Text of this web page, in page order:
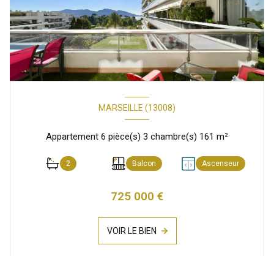
MARSEILLE (13008)
Appartement 6 pièce(s) 3 chambre(s) 161 m²
2 Balcon Ascenseur
725 000 €
VOIR LE BIEN